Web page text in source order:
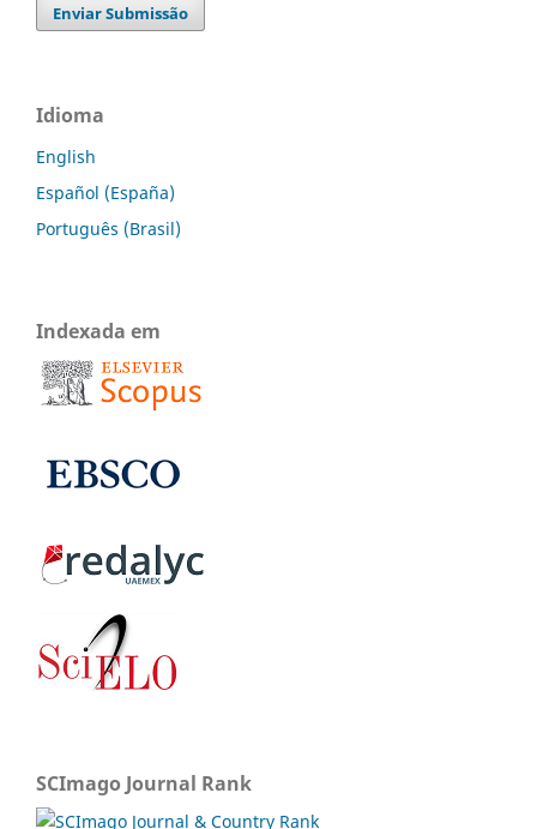
Enviar Submissão
Idioma
English
Español (España)
Português (Brasil)
Indexada em
SCImago Journal Rank